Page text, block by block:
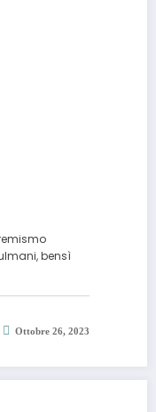
bensì
Ottobre 26, 2023